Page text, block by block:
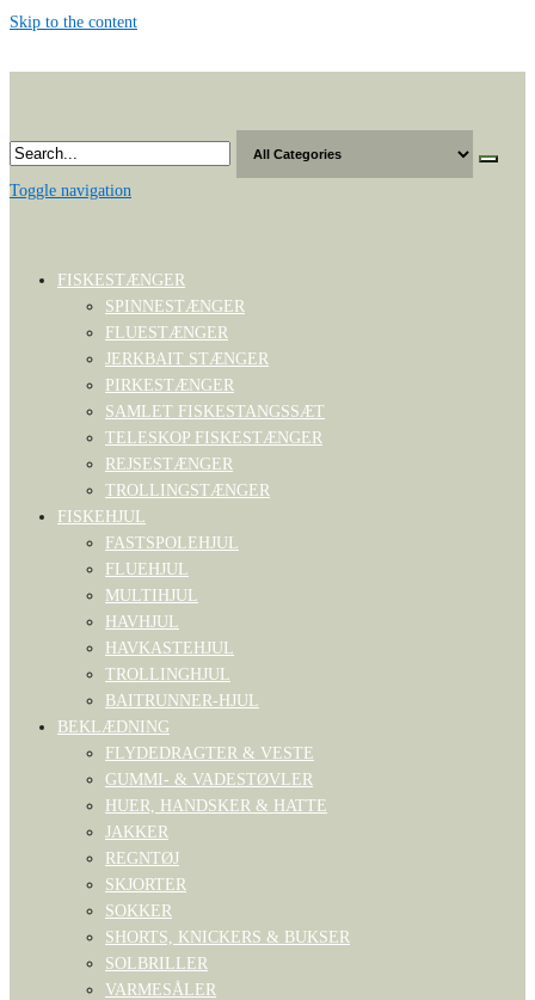
Skip to the content
Toggle navigation
FISKESTÆNGER
SPINNESTÆNGER
FLUESTÆNGER
JERKBAIT STÆNGER
PIRKESTÆNGER
SAMLET FISKESTANGSSÆT
TELESKOP FISKESTÆNGER
REJSESTÆNGER
TROLLINGSTÆNGER
FISKEHJUL
FASTSPOLEHJUL
FLUEHJUL
MULTIHJUL
HAVHJUL
HAVKASTEHJUL
TROLLINGHJUL
BAITRUNNER-HJUL
BEKLÆDNING
FLYDEDRAGTER & VESTE
GUMMI- & VADESTØVLER
HUER, HANDSKER & HATTE
JAKKER
REGNTØJ
SKJORTER
SOKKER
SHORTS, KNICKERS & BUKSER
SOLBRILLER
VARMESÅLER